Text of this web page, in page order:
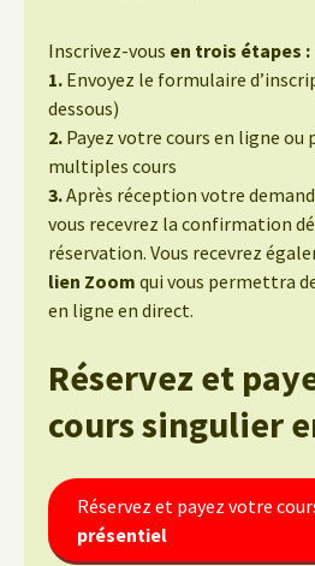
Inscrivez-vous en trois étapes :
1. Envoyez le formulaire
dessous)
2. Payez votre cours en ligne ou
multiples cours
3.Après réception votre
vous recevrez la confirmation
réservation. Vous recevrez
lien Zoom qui vous permettra
en ligne en direct.
Réservez et
cours singulier
Réservez et payez votre
présentiel